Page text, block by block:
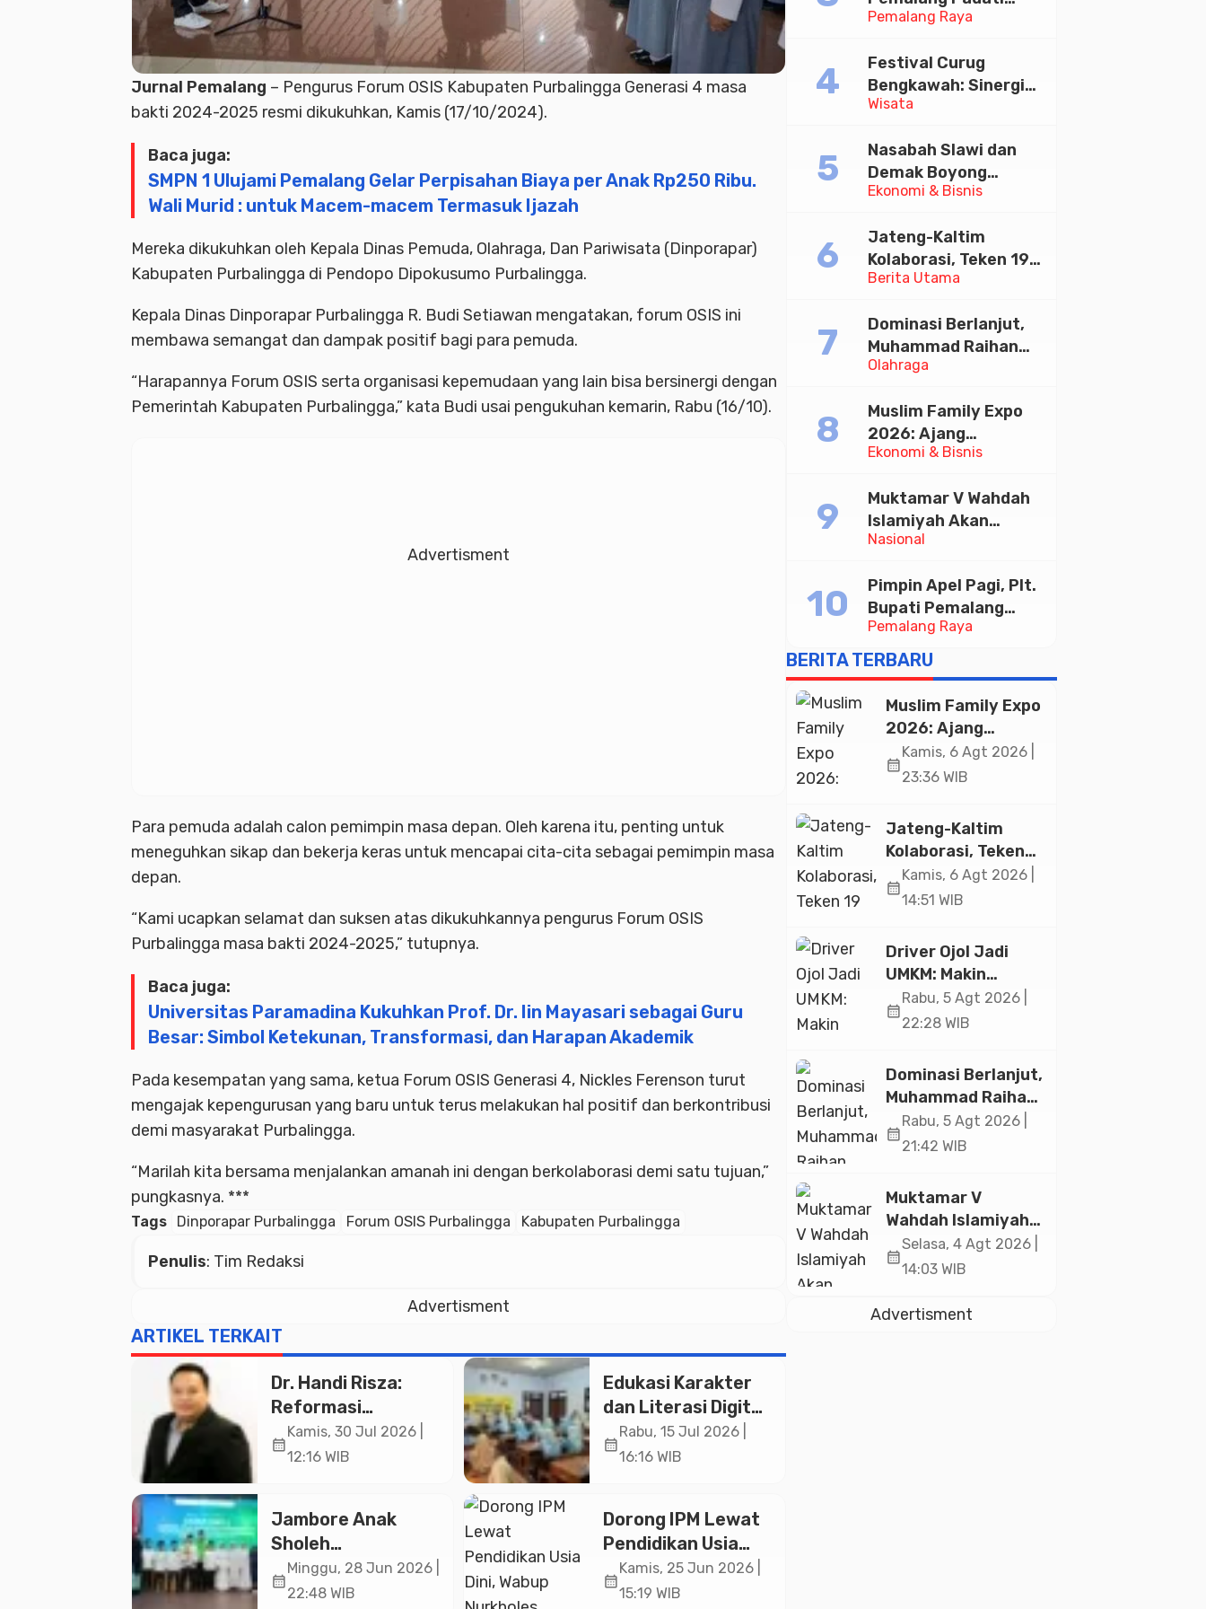
Jurnal Pemalang – Pengurus Forum OSIS Kabupaten Purbalingga Generasi 4 masa
bakti 2024-2025 resmi dikukuhkan, Kamis (17/10/2024).
Baca juga:
SMPN 1 Ulujami Pemalang Gelar Perpisahan Biaya per Anak Rp250 Ribu.
Wali Murid : untuk Macem-macem Termasuk Ijazah
Mereka dikukuhkan oleh Kepala Dinas Pemuda, Olahraga, Dan Pariwisata (Dinporapar)
Kabupaten Purbalingga di Pendopo Dipokusumo Purbalingga.
Kepala Dinas Dinporapar Purbalingga R. Budi Setiawan mengatakan, forum OSIS ini
membawa semangat dan dampak positif bagi para pemuda.
“Harapannya Forum OSIS serta organisasi kepemudaan yang lain bisa bersinergi dengan
Pemerintah Kabupaten Purbalingga,” kata Budi usai pengukuhan kemarin, Rabu (16/10).
Advertisment
Para pemuda adalah calon pemimpin masa depan. Oleh karena itu, penting untuk
meneguhkan sikap dan bekerja keras untuk mencapai cita-cita sebagai pemimpin masa
depan.
“Kami ucapkan selamat dan suksen atas dikukuhkannya pengurus Forum OSIS
Purbalingga masa bakti 2024-2025,” tutupnya.
Baca juga:
Universitas Paramadina Kukuhkan Prof. Dr. Iin Mayasari sebagai Guru
Besar: Simbol Ketekunan, Transformasi, dan Harapan Akademik
Pada kesempatan yang sama, ketua Forum OSIS Generasi 4, Nickles Ferenson turut
mengajak kepengurusan yang baru untuk terus melakukan hal positif dan berkontribusi
demi masyarakat Purbalingga.
“Marilah kita bersama menjalankan amanah ini dengan berkolaborasi demi satu tujuan,”
pungkasnya. ***
Tags Dinporapar Purbalingga Forum OSIS Purbalingga Kabupaten Purbalingga
Penulis: Tim Redaksi
Advertisment
ARTIKEL TERKAIT
Dr. Handi Risza:
Reformasi
Pendidikan Tinggi
yang Bermutu dan
Emas 2045
calendar_month
Kamis, 30 Jul 2026 |
12:16 WIB
Edukasi Karakter
dan Literasi Digital:
Satpol PP
Pemalang
calendar_month
Rabu, 15 Jul 2026 |
16:16 WIB
Jambore Anak
Sholeh
Muhammadiyah
(JamasMu)
calendar_month
Minggu, 28 Jun 2026 |
22:48 WIB
Dorong IPM Lewat
Pendidikan Usia
Dini, Wabup
Nurkholes
calendar_month
Kamis, 25 Jun 2026 |
15:19 WIB
Pemalang Raya
Kirab Festival Kamir
Wisata
Festival Curug
Bengkawah: Sinergi
Desa Sikasur dan
Memajukan Wisata
serta UMKM Lokal
Ekonomi & Bisnis
Nasabah Slawi dan
Demak Boyong
Toyota Innova Zenix
Tabungan Bima Bank
Jateng
Berita Utama
Jateng-Kaltim
Kolaborasi, Teken 19
Kerja Sama Ekonomi
Olahraga
Dominasi Berlanjut,
Muhammad Raihan
Fadila Sabet Emas
Taekwondo Indonesia
Open 2026
Ekonomi & Bisnis
Muslim Family Expo
2026: Ajang
Silaturahim dan
Halal di Jakarta
Nasional
Muktamar V Wahdah
Islamiyah Akan
Kukuhkan 10.000
Masjid Istiqlal
Pemalang Raya
Pimpin Apel Pagi, Plt.
Bupati Pemalang
Tekankan Disiplin dan
Soliditas ASN untuk
Pelayanan Publik
BERITA TERBARU
Muslim Family Expo
2026: Ajang
Silaturahim dan
Kebangkitan
Jakarta
calendar_month
Kamis, 6 Agt 2026 |
23:36 WIB
Jateng-Kaltim
Kolaborasi, Teken
19 Kerja Sama
Ekonomi Senilai Rp
calendar_month
Kamis, 6 Agt 2026 |
14:51 WIB
Driver Ojol Jadi
UMKM: Makin
Sejahtera atau
Merana? Ini
Paramadina
calendar_month
Rabu, 5 Agt 2026 |
22:28 WIB
Dominasi Berlanjut,
Muhammad Raihan
Fadila Sabet Emas
Kyorugi di Asian
Indonesia Open
2026
calendar_month
Rabu, 5 Agt 2026 |
21:42 WIB
Muktamar V
Wahdah Islamiyah
Akan Kukuhkan
10.000 Guru Al-
Istiqlal
calendar_month
Selasa, 4 Agt 2026 |
14:03 WIB
Advertisment